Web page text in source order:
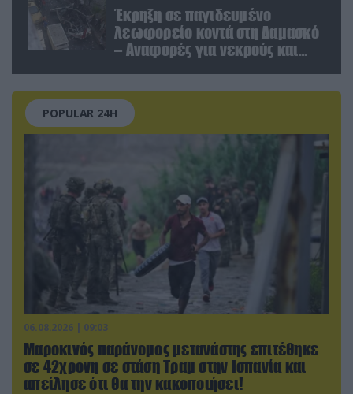
Έκρηξη σε παγιδευμένο
λεωφορείο κοντά στη Δαμασκό
– Αναφορές για νεκρούς και
POPULAR 24H
06.08.2026 | 09:03
Μαροκινός παράνομος μετανάστης επιτέθηκε
σε 42χρονη σε στάση Τραμ στην Ισπανία και
απείλησε ότι θα την κακοποιήσει!